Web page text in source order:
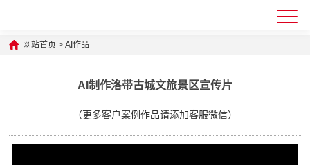
网站首页 >AI作品
AI制作洛带古城文旅景区宣传片
（更多客户案例作品请添加客服微信）